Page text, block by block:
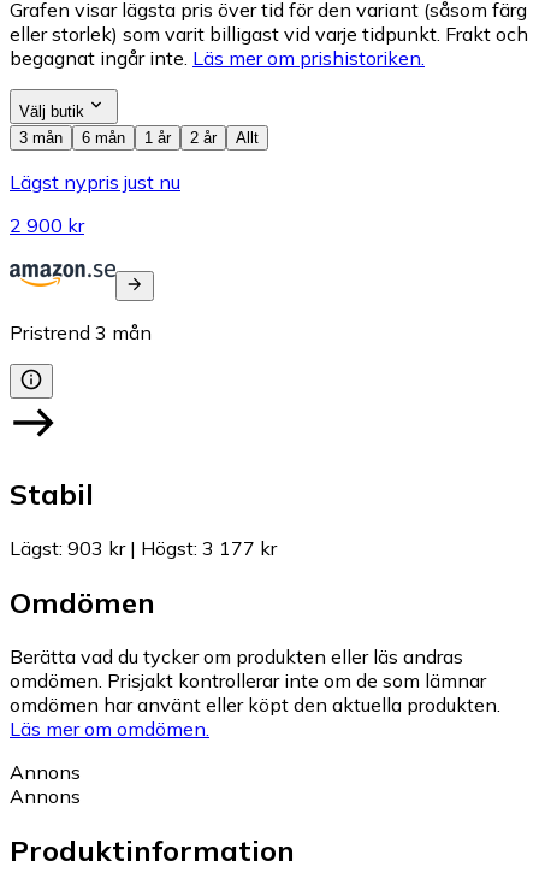
Grafen visar lägsta pris över tid för den variant (såsom färg
eller storlek) som varit billigast vid varje tidpunkt. Frakt och
begagnat ingår inte. Läs mer om prishistoriken.
Välj butik
3 mån
6 mån 1 år 2 år Allt
Lägst nypris just nu
2 900 kr
Pristrend 3 mån
Stabil
Lägst: 903 kr| Högst: 3 177 kr
Omdömen
Berätta vad du tycker om produkten eller läs andras
omdömen. Prisjakt kontrollerar inte om de som lämnar
omdömen har använt eller köpt den aktuella produkten.
Läs mer om omdömen.
Annons
Annons
Produktinformation